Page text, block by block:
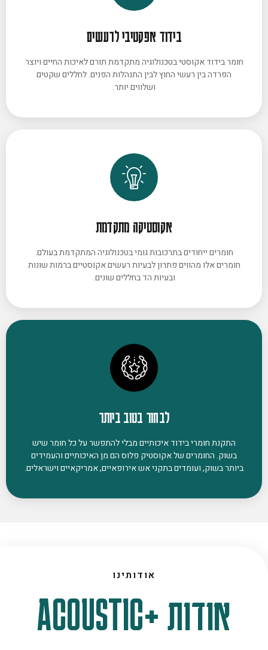
בידוד אפקטיבי לרעשים
חומר בידוד אקוסטי בטכנולוגיה מתקדמת תורם לאיכות החיים ויוצר
הפרדה בין רעשי החוץ לבין התנהלות הפנים. לחללים שקטים
ושלווים יותר.
אקוסטיקה מתקדמת
חומרים ייחודים בתרכובות גומי בטכנולוגיה המתקדמת בעולם.
חומרים אלו מהווים פתרון לבעיות רעשים אקוסטיים ברמות שונות
ובעיות הד בחללים שונים.
לבחור בטוב ביותר
התקנת חומרי בידוד איכותיים מבלי להתפשר על כל חומר שיש
בשוק. החומרים של אקוסטיק פלוס הם מן האיכותיים והעמידים
ביותר בשוק, ועומדים בתקני אש אירופאיים, אמריקאיים וישראלים.
אודותינו
אודות +ACOUSTIC